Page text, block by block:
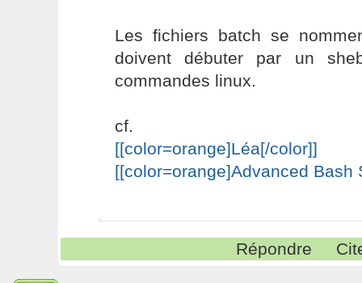
Les fichiers batch se
doivent débuter par un
commandes linux.
cf.
[[color=orange]Léa[/color]]
[[color=orange]Advanced Bash
Répondre